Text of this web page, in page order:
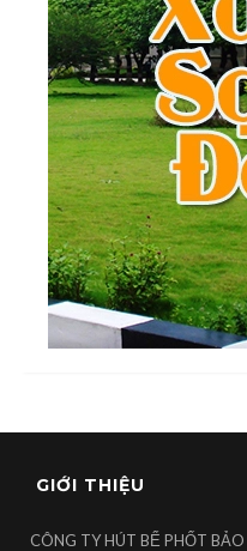
GIỚI THIỆU
CÔNG TY HÚT BỂ PHỐT